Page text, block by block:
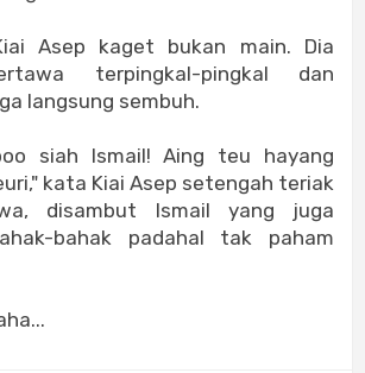
Asep kaget bukan main. Dia
terpingkal-pingkal dan
langsung sembuh.
siah Ismail! Aing teu hayang
kata Kiai Asep setengah teriak
disambut Ismail yang juga
bahak padahal tak paham